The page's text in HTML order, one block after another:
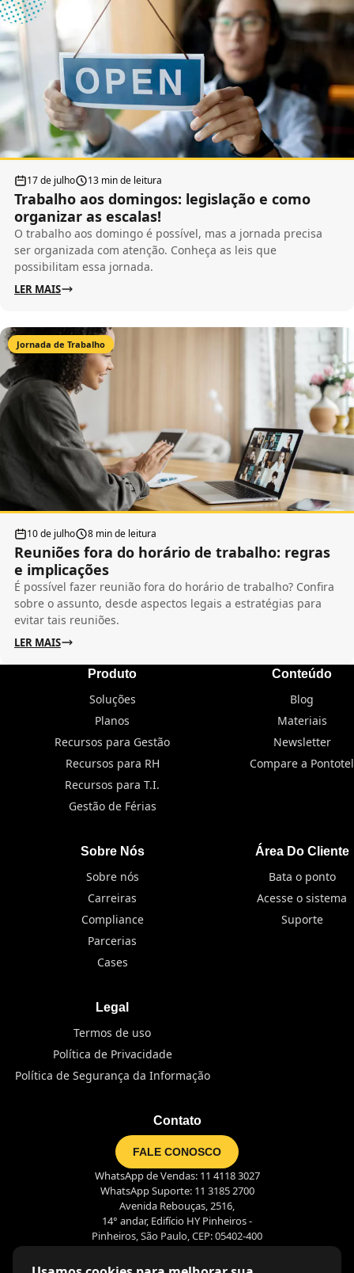
17 de julho 13 min de leitura
Trabalho aos domingos: legislação e como
organizar as escalas!
O trabalho aos domingo é possível, mas a jornada precisa
ser organizada com atenção. Conheça as leis que
possibilitam essa jornada.
LER MAIS
Jornada de Trabalho
10 de julho 8 min de leitura
Reuniões fora do horário de trabalho: regras
e implicações
É possível fazer reunião fora do horário de trabalho? Confira
sobre o assunto, desde aspectos legais a estratégias para
evitar tais reuniões.
LER MAIS
Produto
Soluções
Planos
Recursos para Gestão
Recursos para RH
Recursos para T.I.
Gestão de Férias
Conteúdo
Blog
Materiais
Newsletter
Compare a Pontotel
Sobre Nós
Sobre nós
Carreiras
Compliance
Parcerias
Cases
Área Do Cliente
Bata o ponto
Acesse o sistema
Suporte
Legal
Termos de uso
Política de Privacidade
Política de Segurança da Informação
Contato
FALE CONOSCO
WhatsApp de Vendas: 11 4118 3027
WhatsApp Suporte: 11 3185 2700
Avenida Rebouças, 2516,
14° andar, Edifício HY Pinheiros -
Pinheiros, São Paulo, CEP: 05402-400